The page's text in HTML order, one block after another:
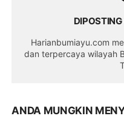
Harianbumiayu.com
dan terpercaya wilayah
ANDA MUNGKIN